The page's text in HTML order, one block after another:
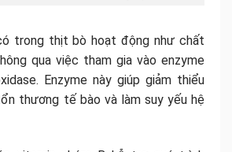
trong thịt bò hoạt động như chất
qua việc tham gia vào enzyme
Enzyme này giúp giảm thiểu
thương tế bào và làm suy yếu hệ